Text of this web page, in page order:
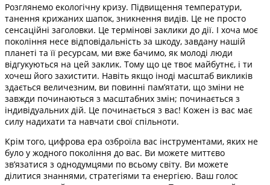
Розглянемо екологічну кризу. Підвищення температури,
танення крижаних шапок, зникнення видів. Це не просто
сенсаційні заголовки. Це термінові заклики до дії. І хоча моє
покоління несе відповідальність за шкоду, завдану нашій
планеті та її ресурсам, ми вже бачимо, як молоді люди
відгукуються на цей заклик. Тому що це твоє майбутнє, і ти
хочеш його захистити. Навіть якщо іноді масштаб викликів
здається величезним, ви повинні пам’ятати, що зміни не
завжди починаються з масштабних змін; починається з
індивідуальних дій. Це починається з вас! Кожен із вас має
силу надихати та навчати свої спільноти.
Крім того, цифрова ера озброїла вас інструментами, яких не
було у жодного покоління до вас. Ви можете миттєво
зв’язатися з однодумцями по всьому світу. Ви можете
ділитися знаннями, стратегіями та енергією. Ваш голос